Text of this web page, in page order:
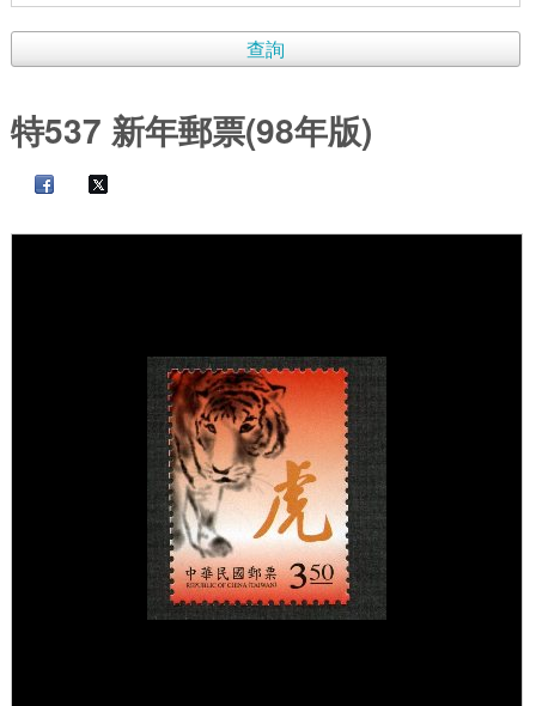
特537 新年郵票(98年版)